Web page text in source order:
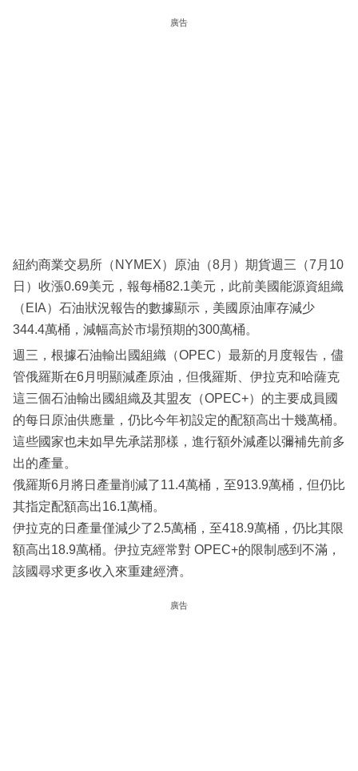
閱
專
區
廣告
紐約商業交易所（NYMEX）原油（8月）期貨週三（7月10
日）收漲0.69美元，報每桶82.1美元，此前美國能源資組織
（EIA）石油狀況報告的數據顯示，美國原油庫存減少
344.4萬桶，減幅高於市場預期的300萬桶。
週三，根據石油輸出國組織（OPEC）最新的月度報告，儘
管俄羅斯在6月明顯減產原油，但俄羅斯、伊拉克和哈薩克
這三個石油輸出國組織及其盟友（OPEC+）的主要成員國
的每日原油供應量，仍比今年初設定的配額高出十幾萬桶。
這些國家也未如早先承諾那樣，進行額外減產以彌補先前多
出的產量。
俄羅斯6月將日產量削減了11.4萬桶，至913.9萬桶，但仍比
其指定配額高出16.1萬桶。
伊拉克的日產量僅減少了2.5萬桶，至418.9萬桶，仍比其限
額高出18.9萬桶。伊拉克經常對 OPEC+的限制感到不滿，
該國尋求更多收入來重建經濟。
廣告